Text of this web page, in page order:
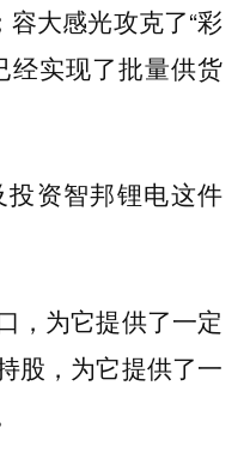
容大感光攻克了“彩
经实现了批量供货
资智邦锂电这件
，为它提供了一定
股，为它提供了一